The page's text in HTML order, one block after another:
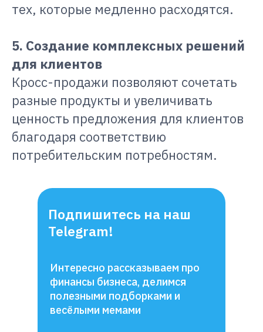
тех, которые медленно расходятся.
5. Создание комплексных решений
для клиентов
Кросс-продажи позволяют сочетать
разные продукты и увеличивать
ценность предложения для клиентов
благодаря соответствию
потребительским потребностям.
Подпишитесь на наш
Telegram!
Интересно рассказываем про
финансы бизнеса, делимся
полезными подборками и
весёлыми мемами